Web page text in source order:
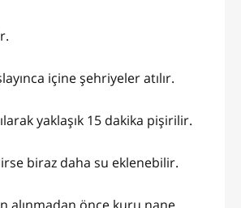
içine şehriyeler atılır.
yaklaşık 15 dakika pişirilir.
biraz daha su eklenebilir.